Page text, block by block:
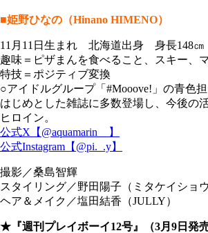
■姫野ひなの（Hinano HIMENO）
11月11日生まれ 北海道出身 身長148㎝
趣味＝ピザまんを食べること、スキー、
特技＝ポジティブ変換
○アイドルグループ「#Mooove!」の青色
はじめとした雑誌に多数登場し、今後の
ヒロイン。
公式X【@aquamarin__】
公式Instagram【@pi._.y】
撮影／桑島智輝
スタイリング／野田陽子（ミタケイショウ
ヘア＆メイク／塩田結香（JULLY）
★『週刊プレイボーイ12号』（3月9日発